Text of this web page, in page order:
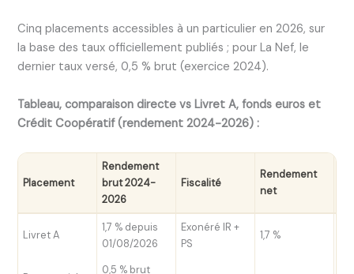
Cinq placements accessibles à un particulier en 2026, sur
la base des taux officiellement publiés ; pour La Nef, le
dernier taux versé, 0,5 % brut (exercice 2024).
Tableau, comparaison directe vs Livret A, fonds euros et
Crédit Coopératif (rendement 2024-2026) :
Placement
Rendement
brut 2024-
2026
Fiscalité
Rendement
net
Livret A
1,7 % depuis
01/08/2026
Exonéré IR +
PS
1,7 %
0,5 % brut